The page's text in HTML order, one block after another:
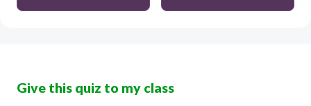
Give this quiz to my class